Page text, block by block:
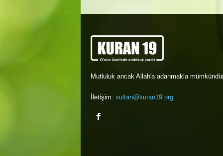
Mutluluk ancak Allah'a adanmakla
İletişim: sultan@kuran19.org